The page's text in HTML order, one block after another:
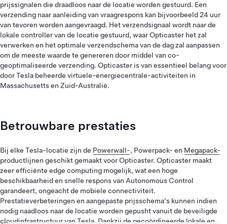
prijssignalen die draadloos naar de locatie worden gestuurd. Een
verzending naar aanleiding van vraagrespons kan bijvoorbeeld 24 uur
van tevoren worden aangevraagd. Het verzendsignaal wordt naar de
lokale controller van de locatie gestuurd, waar Opticaster het zal
verwerken en het optimale verzendschema van de dag zal aanpassen
om de meeste waarde te genereren door middel van co-
geoptimaliseerde verzending. Opticaster is van essentieel belang voor
door Tesla beheerde virtuele-energiecentrale-activiteiten in
Massachusetts en Zuid-Australië.
Betrouwbare prestaties
Bij elke Tesla-locatie zijn de Powerwall-, Powerpack- en Megapack-
productlijnen geschikt gemaakt voor Opticaster. Opticaster maakt
zeer efficiënte edge computing mogelijk, wat een hoge
beschikbaarheid en snelle respons van Autonomous Control
garandeert, ongeacht de mobiele connectiviteit.
Prestatieverbeteringen en aangepaste prijsschema's kunnen indien
nodig naadloos naar de locatie worden gepusht vanuit de beveiligde
cloudinfrastructuur van Tesla. Dankzij de gecoördineerde lokale en